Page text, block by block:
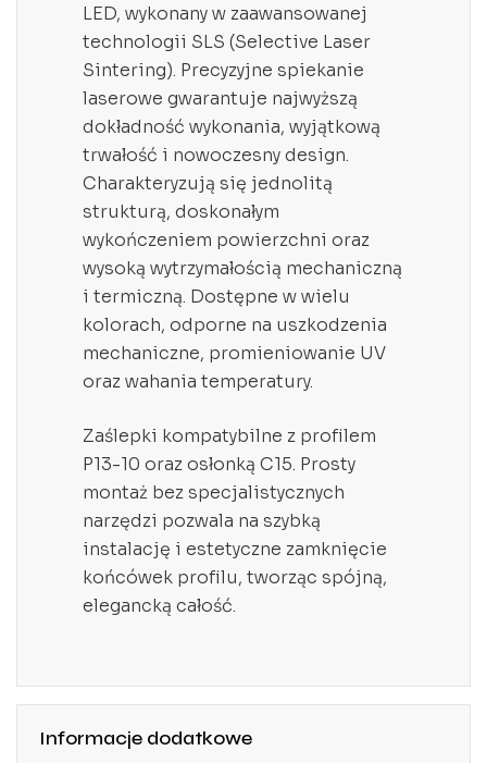
LED, wykonany w zaawansowanej
technologii SLS (Selective Laser
Sintering). Precyzyjne spiekanie
laserowe gwarantuje najwyższą
dokładność wykonania, wyjątkową
trwałość i nowoczesny design.
Charakteryzują się jednolitą
strukturą, doskonałym
wykończeniem powierzchni oraz
wysoką wytrzymałością mechaniczną
i termiczną. Dostępne w wielu
kolorach, odporne na uszkodzenia
mechaniczne, promieniowanie UV
oraz wahania temperatury.
Zaślepki kompatybilne z profilem
P13-10 oraz osłonką C15. Prosty
montaż bez specjalistycznych
narzędzi pozwala na szybką
instalację i estetyczne zamknięcie
końcówek profilu, tworząc spójną,
elegancką całość.
Informacje dodatkowe